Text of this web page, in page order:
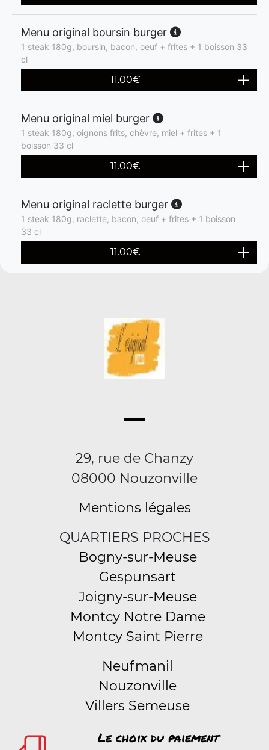
Menu original boursin burger
1 steak 180g, boursin, bacon, oeuf + frites + 1 boisson 33
cl
11.00€
Menu original miel burger
1 steak 180g, oignons frits, chèvre, miel + frites + 1
boisson 33 cl
11.00€
Menu original raclette burger
1 steak 180g, raclette, bacon, oeuf + frites + 1 boisson
33 cl
11.00€
29, rue de Chanzy
08000 Nouzonville
Mentions légales
QUARTIERS PROCHES
Bogny-sur-Meuse
Gespunsart
Joigny-sur-Meuse
Montcy Notre Dame
Montcy Saint Pierre
Neufmanil
Nouzonville
Villers Semeuse
Le choix du paiement